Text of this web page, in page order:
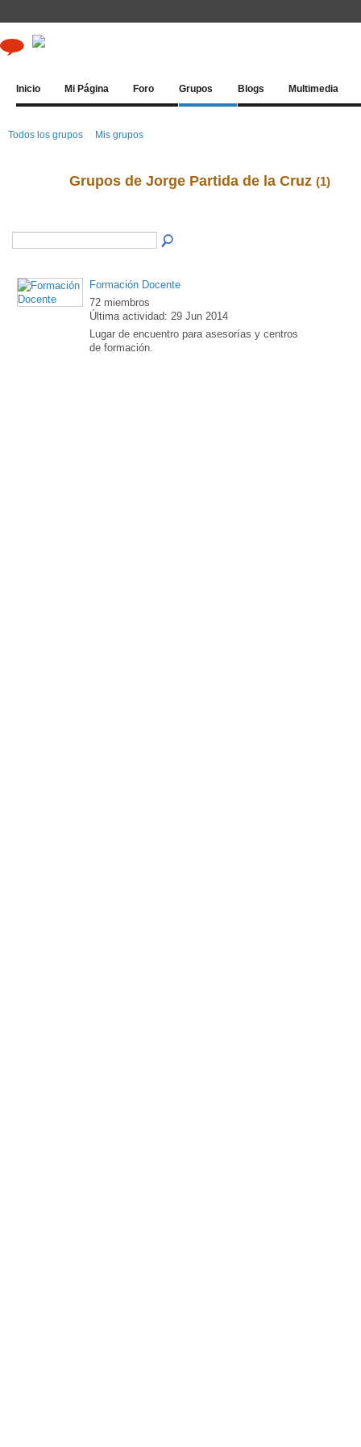
Inicio Mi Página Foro Grupos Blogs Multimedia
Todos los grupos Mis grupos
Grupos de Jorge Partida de la Cruz (1)
Formación Docente
72 miembros
Última actividad: 29 Jun 2014
Lugar de encuentro para asesorías y centros
de formación.